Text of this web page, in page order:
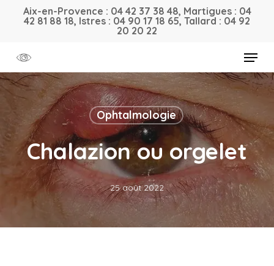
Aix-en-Provence : 04 42 37 38 48, Martigues : 04
42 81 88 18, Istres : 04 90 17 18 65, Tallard : 04 92
20 20 22
Menu
Ophtalmologie
Chalazion ou orgelet
25 août 2022